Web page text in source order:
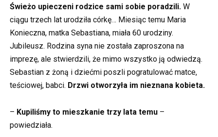
Świeżo upieczeni rodzice sami sobie poradzili. W
ciągu trzech lat urodziła córkę… Miesiąc temu Maria
Konieczna, matka Sebastiana, miała 60 urodziny.
Jubileusz. Rodzina syna nie została zaproszona na
imprezę, ale stwierdzili, że mimo wszystko ją odwiedzą.
Sebastian z żoną i dziećmi poszli pogratulować matce,
teściowej, babci. Drzwi otworzyła im nieznana kobieta.
– Kupiliśmy to mieszkanie trzy lata temu –
powiedziała.